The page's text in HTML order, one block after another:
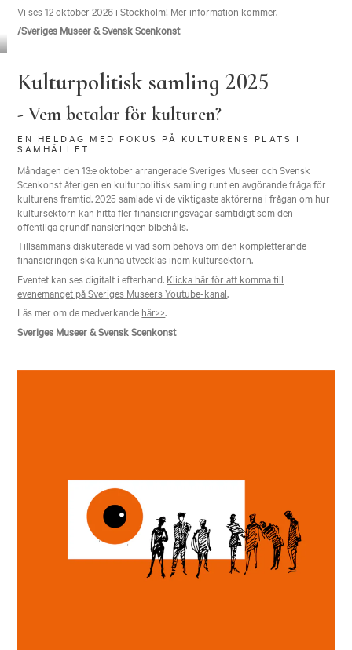
Vi ses 12 oktober 2026 i Stockholm! Mer information kommer.
/Sveriges Museer & Svensk Scenkonst
Kulturpolitisk samling 2025
- Vem betalar för kulturen?
EN HELDAG MED FOKUS PÅ KULTURENS PLATS I
SAMHÄLLET.
Måndagen den 13:e oktober arrangerade Sveriges Museer och Svensk
Scenkonst återigen en kulturpolitisk samling runt en avgörande fråga för
kulturens framtid. 2025 samlade vi de viktigaste aktörerna i frågan om hur
kultursektorn kan hitta fler finansieringsvägar samtidigt som den
offentliga grundfinansieringen bibehålls.
Tillsammans diskuterade vi vad som behövs om den kompletterande
finansieringen ska kunna utvecklas inom kultursektorn.
Eventet kan ses digitalt i efterhand. Klicka här för att komma till
evenemanget på Sveriges Museers Youtube-kanal.
Läs mer om de medverkande här>>.
Sveriges Museer & Svensk Scenkonst